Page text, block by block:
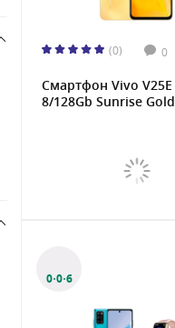
(0) 0
Смартфон Vivo V25E
8/128Gb Sunrise Gold
0·0·6